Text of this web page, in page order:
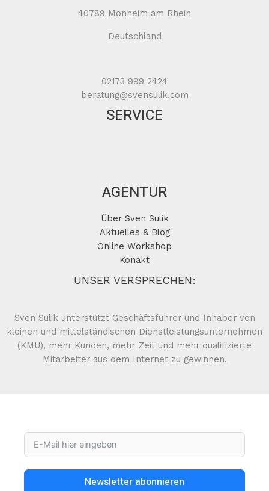
40789 Monheim am Rhein
Deutschland
02173 999 2424
beratung@svensulik.com
SERVICE
AGENTUR
Über Sven Sulik
Aktuelles & Blog
Online Workshop
Konakt
UNSER VERSPRECHEN:
Sven Sulik unterstützt Geschäftsführer und Inhaber von
kleinen und mittelständischen Dienstleistungsunternehmen
(KMU), mehr Kunden, mehr Zeit und mehr qualifizierte
Mitarbeiter aus dem Internet zu gewinnen.
Newsletter abonnieren